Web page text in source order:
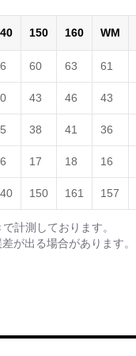
150 160 WM
60 63 61
43 46 43
38 41 36
17 18 16
150 161 157
計測しております。
が出る場合があります。